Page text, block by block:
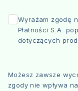
Wyrażam zgodę
Płatności S.A.
dotyczących
Możesz zawsze
zgody nie wpływa